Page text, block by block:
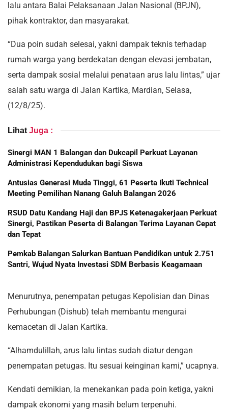
lalu antara Balai Pelaksanaan Jalan Nasional (BPJN),
pihak kontraktor, dan masyarakat.
“Dua poin sudah selesai, yakni dampak teknis terhadap
rumah warga yang berdekatan dengan elevasi jembatan,
serta dampak sosial melalui penataan arus lalu lintas,” ujar
salah satu warga di Jalan Kartika, Mardian, Selasa,
(12/8/25).
Lihat Juga :
Sinergi MAN 1 Balangan dan Dukcapil Perkuat Layanan
Administrasi Kependudukan bagi Siswa
Antusias Generasi Muda Tinggi, 61 Peserta Ikuti Technical
Meeting Pemilihan Nanang Galuh Balangan 2026
RSUD Datu Kandang Haji dan BPJS Ketenagakerjaan Perkuat
Sinergi, Pastikan Peserta di Balangan Terima Layanan Cepat
dan Tepat
Pemkab Balangan Salurkan Bantuan Pendidikan untuk 2.751
Santri, Wujud Nyata Investasi SDM Berbasis Keagamaan
Menurutnya, penempatan petugas Kepolisian dan Dinas
Perhubungan (Dishub) telah membantu mengurai
kemacetan di Jalan Kartika.
“Alhamdulillah, arus lalu lintas sudah diatur dengan
penempatan petugas. Itu sesuai keinginan kami,” ucapnya.
Kendati demikian, Ia menekankan pada poin ketiga, yakni
dampak ekonomi yang masih belum terpenuhi.